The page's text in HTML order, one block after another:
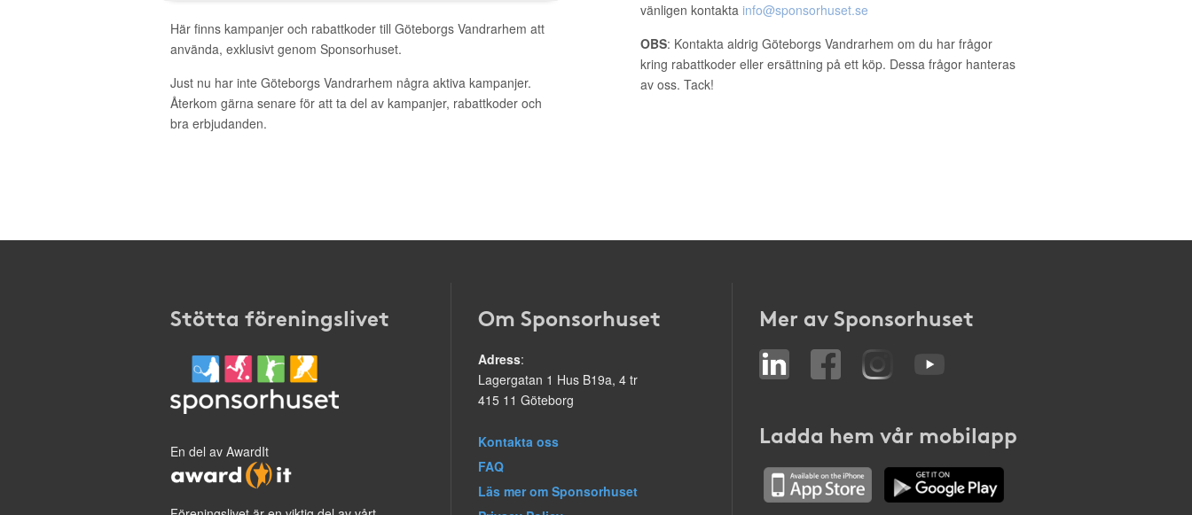
Här finns kampanjer och rabattkoder till Göteborgs Vandrarhem att
använda, exklusivt genom Sponsorhuset.
Just nu har inte Göteborgs Vandrarhem några aktiva kampanjer.
Återkom gärna senare för att ta del av kampanjer, rabattkoder och
bra erbjudanden.
vänligen kontakta info@sponsorhuset.se
OBS: Kontakta aldrig Göteborgs Vandrarhem om du har frågor
kring rabattkoder eller ersättning på ett köp. Dessa frågor hanteras
av oss. Tack!
Stötta föreningslivet
En del av AwardIt
Om Sponsorhuset
Adress:
Lagergatan 1 Hus B19a, 4 tr
415 11 Göteborg
Kontakta oss
FAQ
Läs mer om Sponsorhuset
Mer av Sponsorhuset
Ladda hem vår mobilapp